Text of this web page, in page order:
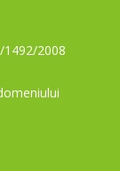
1492/2008